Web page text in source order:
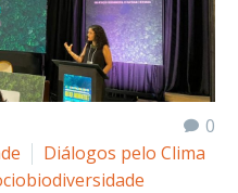
0
Diálogos pelo Clima